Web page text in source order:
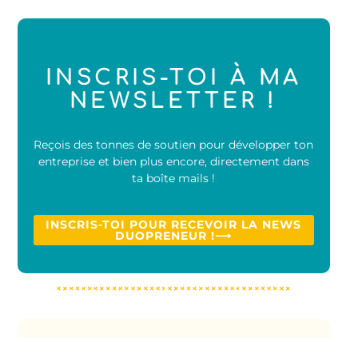
INSCRIS-TOI À MA
NEWSLETTER !
Reçois des tonnes de soutien pour développer ton
entreprise et bien plus encore, directement dans
ta boîte mails !
INSCRIS-TOI POUR RECEVOIR LA NEWS
DUOPRENEUR !⟶